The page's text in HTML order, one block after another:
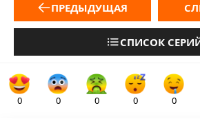
ПРЕДЫДУЩАЯ
СПИСОК
0 0 0 0 0